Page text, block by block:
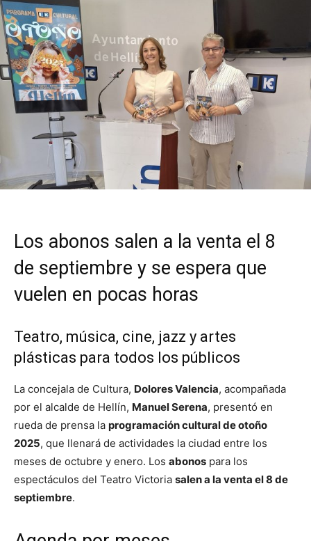
Los abonos salen a la venta el 8
de septiembre y se espera que
vuelen en pocas horas
Teatro, música, cine, jazz y artes
plásticas para todos los públicos
La concejala de Cultura, Dolores Valencia, acompañada
por el alcalde de Hellín, Manuel Serena, presentó en
rueda de prensa la programación cultural de otoño
2025, que llenará de actividades la ciudad entre los
meses de octubre y enero. Los abonos para los
espectáculos del Teatro Victoria salen a la venta el 8 de
septiembre.